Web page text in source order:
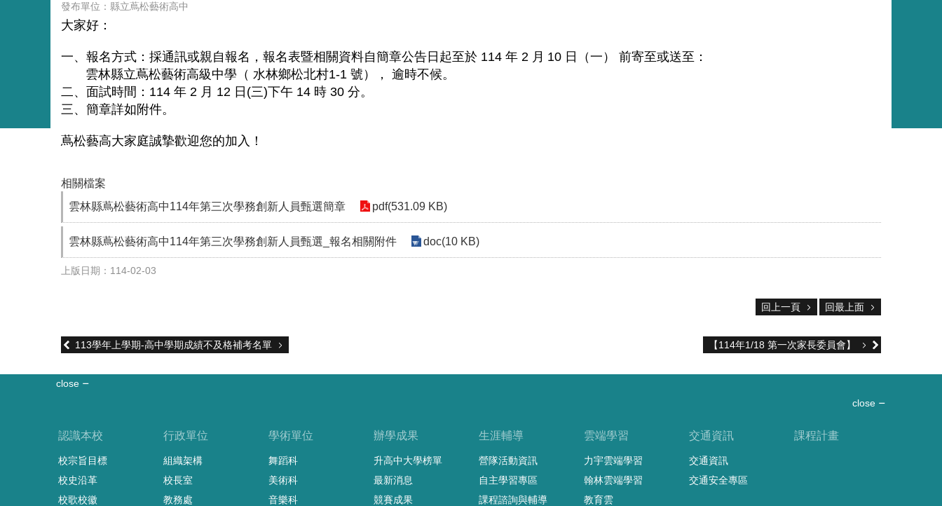
發布單位：縣立蔦松藝術高中
大家好：
一、報名方式：採通訊或親自報名， 報名表暨相關資料自簡章公告日起至於 114 年 2 月 10 日（一）
前寄至或送至：
雲林縣立蔦松藝術高級中學（ 水林鄉松北村1-1 號），
逾時不候。
二、面試時間： 114 年 2 月 12 日 (三) 下午 14 時 30 分。
三、簡章詳如附件。
蔦松藝高大家庭誠摯歡迎您的加入！
相關檔案
雲林縣蔦松藝術高中114年第三次學務創新人員甄選簡章
pdf(531.09 KB)
雲林縣蔦松藝術高中114年第三次學務創新人員甄選_報名相關附件 doc(10 KB)
上版日期：114-02-03
回上一頁 回最上面
113學年上學期-高中學期成績不及格補考名單 【114年1/18 第一次家長委員會】
close
close
認識本校
校宗旨目標
校史沿革
校歌校徽
行政單位
組織架構
校長室
教務處
學術單位
舞蹈科
美術科
音樂科
辦學成果
升高中大學榜單
最新消息
競賽成果
生涯輔導
營隊活動資訊
自主學習專區
課程諮詢與輔導
雲端學習
力宇雲端學習
翰林雲端學習
教育雲
交通資訊
交通資訊
交通安全專區
課程計畫